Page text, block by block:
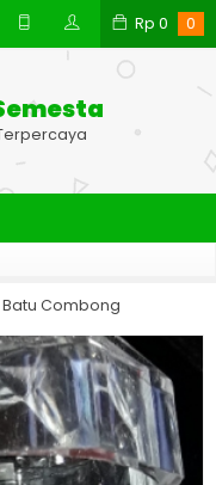
Rp 0 0
Batu Combong